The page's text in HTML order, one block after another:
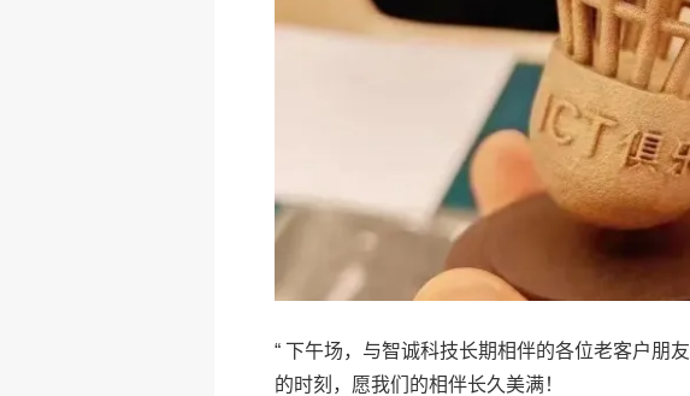
“ 下午场，与智诚科技长期相伴的各位老客户朋
的时刻，愿我们的相伴长久美满！